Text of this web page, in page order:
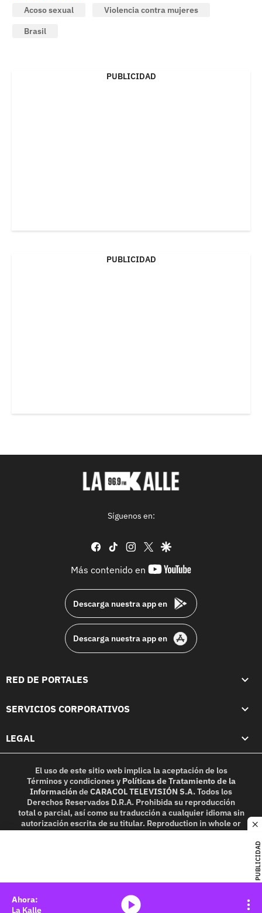
PUBLICIDAD
Acoso sexual
Violencia contra mujeres
Brasil
PUBLICIDAD
PUBLICIDAD
Síguenos en:
facebook
tiktok instagram
twittergoogle
Más contenido en
youtube-
Descarga nuestra app en
Descarga nuestra app en
RED DE PORTALES
SERVICIOS CORPORATIVOS
LEGAL
El uso de este sitio web implica la aceptación de los
Términos y condicionesy Políticas de Tratamiento de la
InformacióndeCARACOL TELEVISIÓN S.A.Todos los
Derechos Reservados D.R.A. Prohibida su reproducción
total o parcial, así como su traducción a cualquier idioma sin
autorización escrita de su titular. Reproduction in whole or
La Kalle